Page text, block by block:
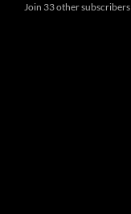
Join 33 other subscribers